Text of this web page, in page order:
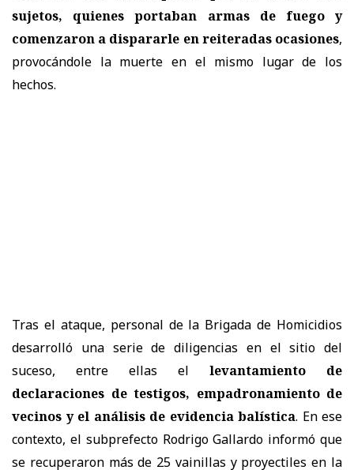
sujetos, quienes portaban armas de fuego y
comenzaron a dispararle en reiteradas ocasiones,
provocándole la muerte en el mismo lugar de los
hechos.
Tras el ataque, personal de la Brigada de Homicidios
desarrolló una serie de diligencias en el sitio del
suceso, entre ellas el levantamiento de
declaraciones de testigos, empadronamiento de
vecinos y el análisis de evidencia balística. En ese
contexto, el subprefecto Rodrigo Gallardo informó que
se recuperaron más de 25 vainillas y proyectiles en la